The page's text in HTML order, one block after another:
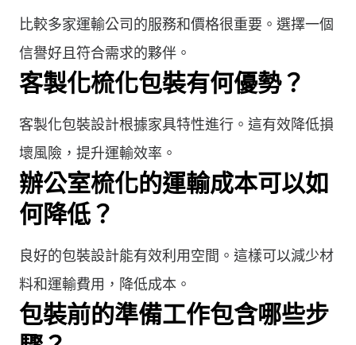
比較多家運輸公司的服務和價格很重要。選擇一個
信譽好且符合需求的夥伴。
客製化梳化包裝有何優勢？
客製化包裝設計根據家具特性進行。這有效降低損
壞風險，提升運輸效率。
辦公室梳化的運輸成本可以如
何降低？
良好的包裝設計能有效利用空間。這樣可以減少材
料和運輸費用，降低成本。
包裝前的準備工作包含哪些步